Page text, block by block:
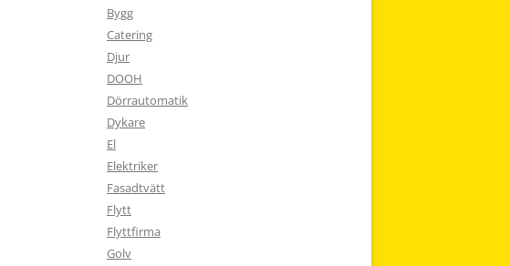
Bygg
Catering
Djur
DOOH
Dörrautomatik
Dykare
El
Elektriker
Fasadtvätt
Flytt
Flyttfirma
Golv